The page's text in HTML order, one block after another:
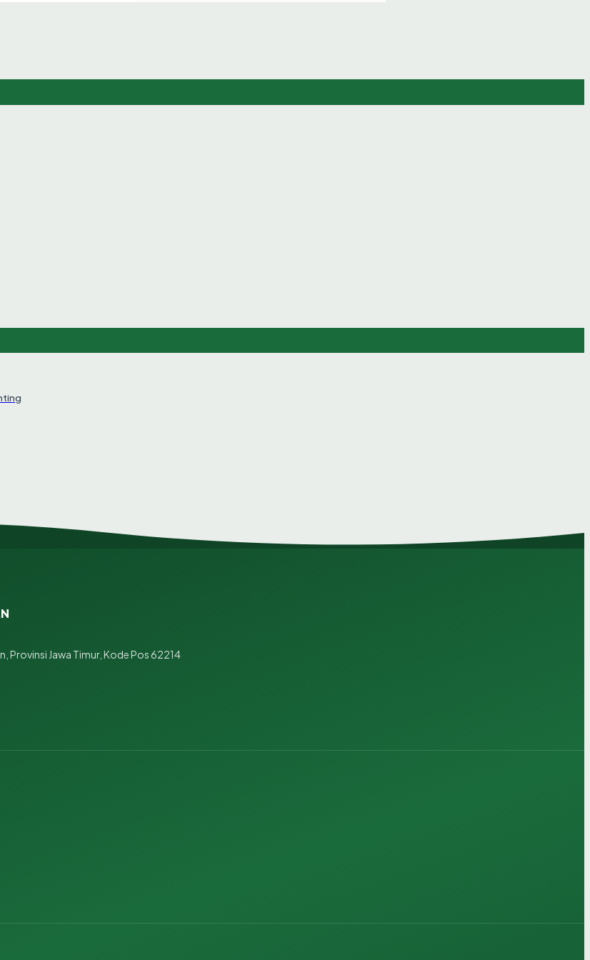
Provinsi Jawa Timur, Kode Pos 62214